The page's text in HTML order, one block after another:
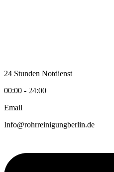
24 Stunden Notdienst
00:00 - 24:00
Email
Info@rohrreinigungberlin.de